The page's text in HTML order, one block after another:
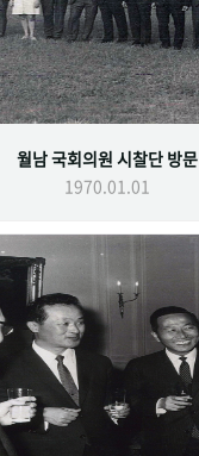
월남 국회의원 시찰단 방문
1970.01.01